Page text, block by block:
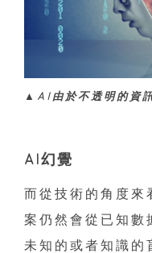
▲AI由於不透明的資
AI幻覺
而從技術的角度
案仍然會從已知數
未知的或者知識的